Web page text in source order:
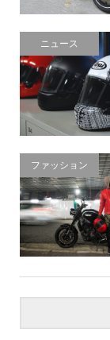
ニュース
ファッション